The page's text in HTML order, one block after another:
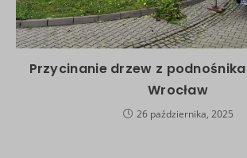
Przycinanie drzew z
Wrocław
26 października, 2025